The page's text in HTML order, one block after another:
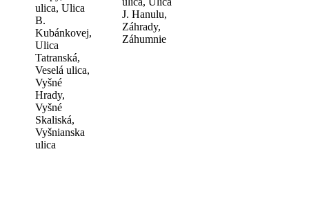
ulica, Ulica
B.
Kubánkovej,
Ulica
Tatranská,
Veselá ulica,
Vyšné
Hrady,
Vyšné
Skaliská,
Vyšnianska
ulica
J. Hanulu,
Záhrady,
Záhumnie